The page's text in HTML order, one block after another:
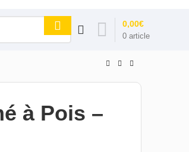
0 article
0,00€
à Pois –